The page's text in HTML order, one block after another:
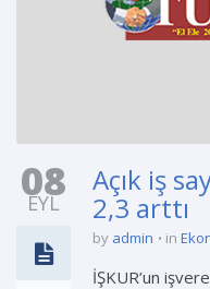
08
EYL
Açık iş
2,3 arttı
by admin in
İŞKUR’un